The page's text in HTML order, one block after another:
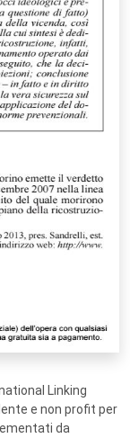
Linking
e non profit per
da